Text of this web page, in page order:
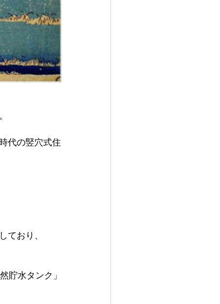
代の竪穴式住
ており、
貯水タンク」